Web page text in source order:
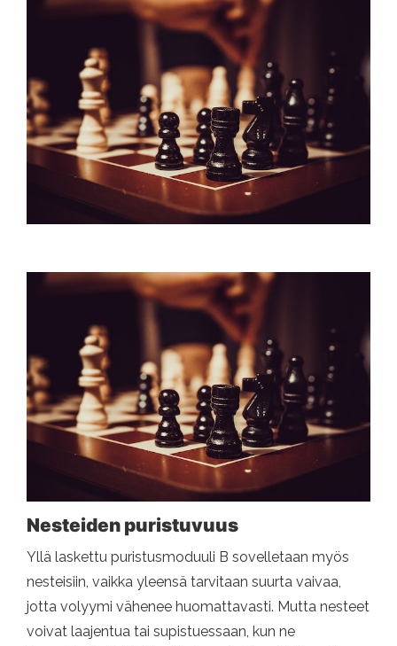
Nesteiden puristuvuus
Yllä laskettu puristusmoduuli B sovelletaan myös
nesteisiin, vaikka yleensä tarvitaan suurta vaivaa,
jotta volyymi vähenee huomattavasti. Mutta nesteet
voivat laajentua tai supistuessaan, kun ne